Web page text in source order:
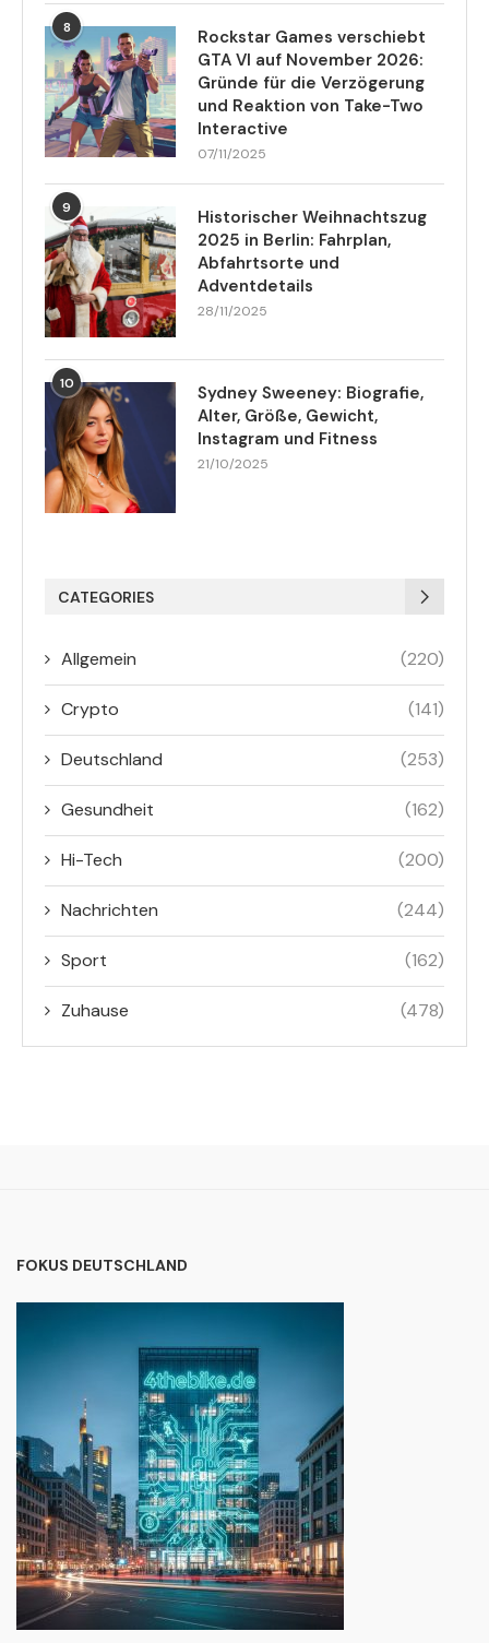
8
Rockstar Games verschiebt
GTA VI auf November 2026:
Gründe für die Verzögerung
und Reaktion von Take-Two
Interactive
07/11/2025
9
Historischer Weihnachtszug
2025 in Berlin: Fahrplan,
Abfahrtsorte und
Adventdetails
28/11/2025
10
Sydney Sweeney: Biografie,
Alter, Größe, Gewicht,
Instagram und Fitness
21/10/2025
CATEGORIES
Allgemein (220)
Crypto (141)
Deutschland (253)
Gesundheit (162)
Hi-Tech (200)
Nachrichten (244)
Sport (162)
Zuhause (478)
FOKUS DEUTSCHLAND